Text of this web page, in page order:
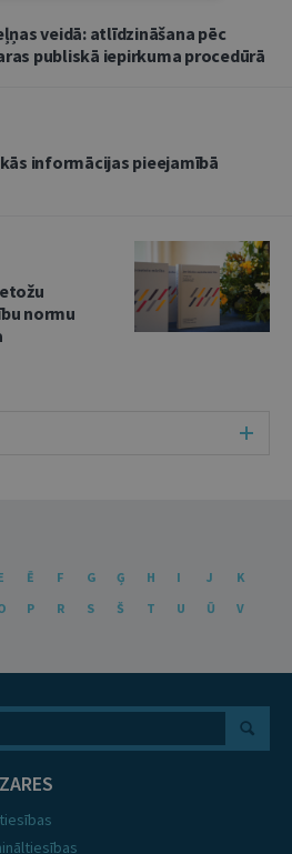
veidā: atlīdzināšana pēc
publiskā iepirkuma procedūrā
informācijas pieejamībā
normu
Ē F G Ģ H I J
K
P R S Š T U Ū
V